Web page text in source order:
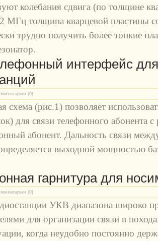
колебания сдвига (по толщине
МГц толщина кварцевой пластины
трудно получить более тонкие
интерфейс
(0)
схема (рис.1) позволяет
для связи телефонного абонента
абонент. Дальность связи
выходной мощностью
гарнитура для
(0)
УКВ диапазона широко
для организации связи в
когда неудобно постоянно